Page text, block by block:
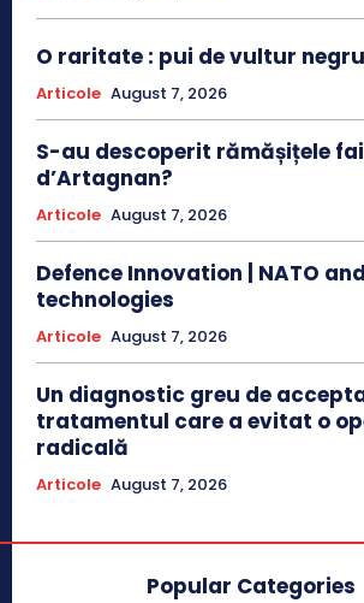
O raritate : pui de vultur negru
Articole August 7, 2026
S-au descoperit rămășițele
d’Artagnan?
Articole August 7, 2026
Defence Innovation | NATO
technologies
Articole August 7, 2026
Un diagnostic greu de
tratamentul care a evitat o
radicală
Articole August 7, 2026
Popular Categories